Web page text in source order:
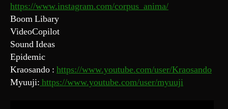
https://www.instagram.com/corpus_anima/
Boom Libary
VideoCopilot
Sound Ideas
Epidemic
Kraosando : https://www.youtube.com/user/Kraosando
Myuuji: https://www.youtube.com/user/myuuji